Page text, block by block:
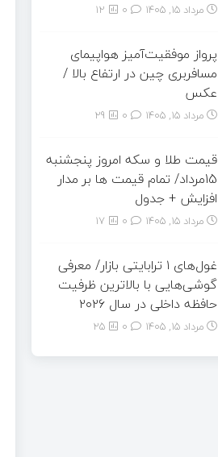
مرداد ۱۵, ۱۴۰۵ 12
پرواز موفقیت‌آمیز هواپیمای
مسافربری چین در ارتفاع بالا /
عکس
مرداد ۱۵, ۱۴۰۵ 29
قیمت طلا و سکه امروز پنجشنبه
15مرداد/ تمام قیمت ها بر مدار
افزایش + جدول
مرداد ۱۵, ۱۴۰۵ 17
غول‌های ۱ ترابایتی بازار/ معرفی
گوشی‌هایی با بالاترین ظرفیت
حافظه داخلی در سال ۲۰۲۶
مرداد ۱۵, ۱۴۰۵ 25